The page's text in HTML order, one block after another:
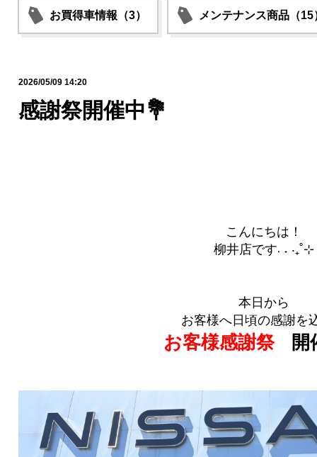
お買得車情報（3） メンテナンス商品（15
2026/05/09 14:20
感謝祭開催中💐
こんにちは！
柳井店です܁ ˖ ‧₊˚⊹
本日から
お客様へ日頃の感謝を
お客様感謝祭 開